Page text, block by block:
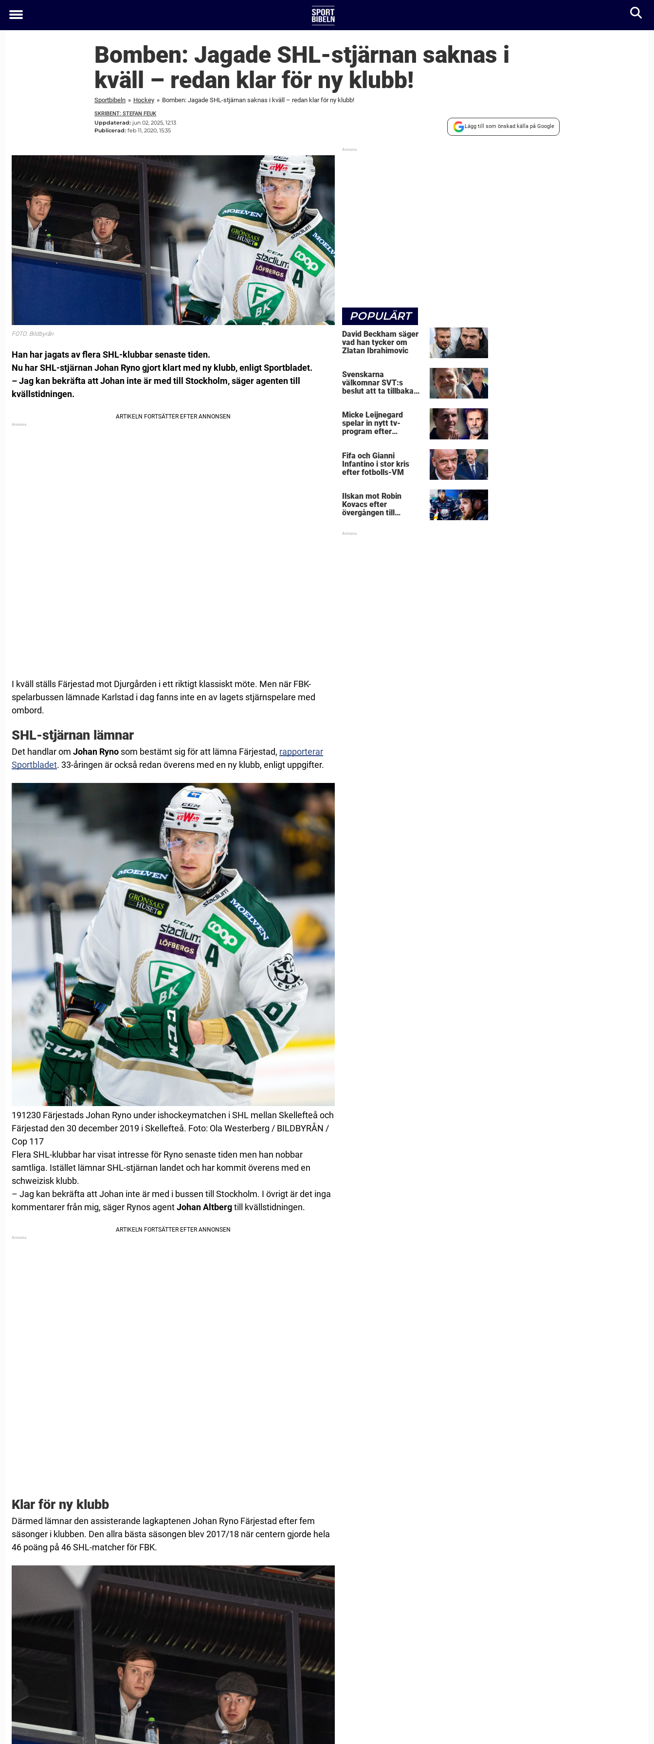
Toggle
Bomben: Jagade SHL-stjärnan saknas i
kväll – redan klar för ny klubb!
Sportbibeln » Hockey » Bomben: Jagade SHL-stjärnan saknas i kväll – redan klar för ny klubb!
SKRIBENT: STEFAN FEUK
Uppdaterad: jun 02, 2025, 12:13
Publicerad: feb 11, 2020, 15:35
Lägg till som önskad källa på Google
FOTO: Bildbyrån
Han har jagats av flera SHL-klubbar senaste tiden.
Nu har SHL-stjärnan Johan Ryno gjort klart med ny klubb, enligt Sportbladet.
– Jag kan bekräfta att Johan inte är med till Stockholm, säger agenten till
kvällstidningen.
I kväll ställs Färjestad mot Djurgården i ett riktigt klassiskt möte. Men när FBK-
spelarbussen lämnade Karlstad i dag fanns inte en av lagets stjärnspelare med
ombord.
SHL-stjärnan lämnar
Det handlar om Johan Ryno som bestämt sig för att lämna Färjestad, rapporterar
Sportbladet. 33-åringen är också redan överens med en ny klubb, enligt uppgifter.
191230 Färjestads Johan Ryno under ishockeymatchen i SHL mellan Skellefteå och
Färjestad den 30 december 2019 i Skellefteå. Foto: Ola Westerberg / BILDBYRÅN /
Cop 117
Flera SHL-klubbar har visat intresse för Ryno senaste tiden men han nobbar
samtliga. Istället lämnar SHL-stjärnan landet och har kommit överens med en
schweizisk klubb.
– Jag kan bekräfta att Johan inte är med i bussen till Stockholm. I övrigt är det inga
kommentarer från mig, säger Rynos agentJohan Altbergtill kvällstidningen.
Klar för ny klubb
Därmed lämnar den assisterande lagkaptenen Johan Ryno Färjestad efter fem
säsonger i klubben. Den allra bästa säsongen blev 2017/18 när centern gjorde hela
46 poäng på 46 SHL-matcher för FBK.
POPULÄRT
David Beckham säger
vad han tycker om
Zlatan Ibrahimovic
Svenskarna
välkomnar SVT:s
beslut att ta tillbaka
Micke Leijnegard
spelar in nytt tv-
program efter
Fifa och Gianni
Infantino i stor kris
efter fotbolls-VM
Ilskan mot Robin
Kovacs efter
övergången till